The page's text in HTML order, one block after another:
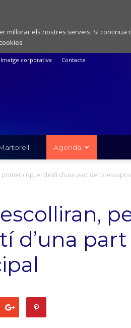
millorar els nostres serveis. Si continua
Imatge corporativa Contacte
Agenda
cop, el destí d’una part del
d’una